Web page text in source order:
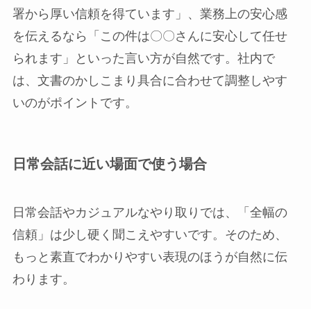
署から厚い信頼を得ています」、業務上の安心感
を伝えるなら「この件は〇〇さんに安心して任せ
られます」といった言い方が自然です。社内で
は、文書のかしこまり具合に合わせて調整しやす
いのがポイントです。
日常会話に近い場面で使う場合
日常会話やカジュアルなやり取りでは、「全幅の
信頼」は少し硬く聞こえやすいです。そのため、
もっと素直でわかりやすい表現のほうが自然に伝
わります。